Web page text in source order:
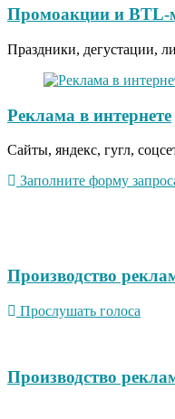
Промоакции и BTL-
Праздники, дегустации,
Реклама в интернете
Сайты, яндекс, гугл,
Заполните форму
Производство
Прослушать голоса
Производство